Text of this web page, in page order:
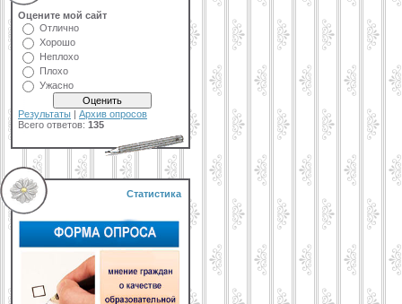
Оцените мой сайт
Отлично
Хорошо
Неплохо
Плохо
Ужасно
Результаты | Архив опросов
Всего ответов: 135
Статистика